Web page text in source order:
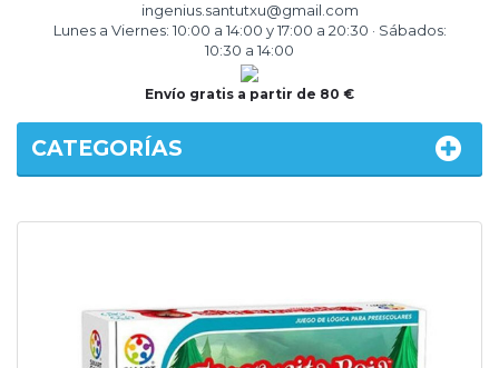
ingenius.santutxu@gmail.com
Lunes a Viernes: 10:00 a 14:00 y 17:00 a 20:30 · Sábados:
10:30 a 14:00
Envío gratis a partir de 80 €
CATEGORÍAS